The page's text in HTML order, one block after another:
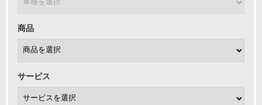
商品
サービス